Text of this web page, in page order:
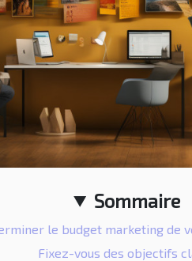
Sommaire
le budget marketing de
Fixez-vous des objectifs